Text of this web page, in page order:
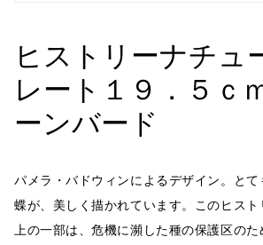
ヒストリーナチ
レート１９．５ｃ
ーンバード
パメラ・バドウィンによるデザイン。と
蝶が、美しく描かれています。このヒス
上の一部は、危機に瀕した種の保護区のた